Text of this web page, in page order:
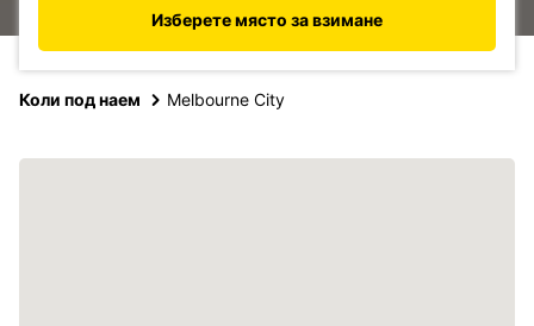
Изберете място за взимане
Коли под наем Melbourne City